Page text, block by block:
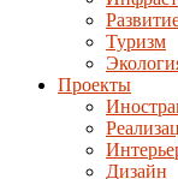
Туризм
Проекты
Дизайн